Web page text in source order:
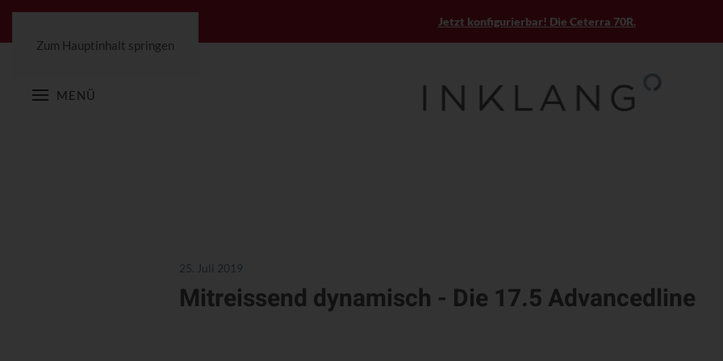
Zum Hauptinhalt springen
MENÜ
Jetzt konfigurierbar! Die Ceterra 70R.
25. Juli 2019
Mitreissend dynamisch - Die 17.5 Advancedline